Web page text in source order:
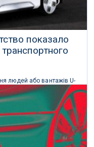
показало
людей або вантажів U-
й системи, необхідні
переміщення.